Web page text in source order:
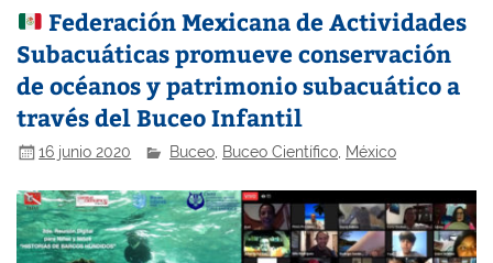
Federación Mexicana de Actividades
Subacuáticas promueve conservación
de océanos y patrimonio subacuático a
través del Buceo Infantil
16 junio 2020 Buceo Buceo Científico México